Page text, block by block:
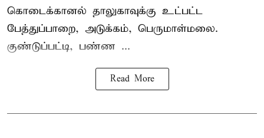
கொடைக்கானல் தாலுகாவுக்கு உட்பட்ட
பேத்துப்பாறை, அடுக்கம், பெருமாள்மலை.
குண்டுப்பட்டி, பண்ண ...
Read More